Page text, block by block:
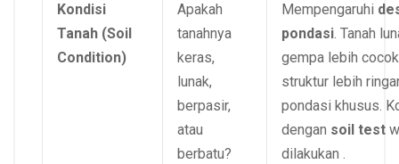
Kondisi
Tanah (Soil
Condition)
Apakah
tanahnya
keras,
lunak,
berpasir,
atau
berbatu?
Mempengaruhi
pondasi. Tanah
gempa lebih
struktur lebih
pondasi khusus.
dengan soil test
dilakukan .